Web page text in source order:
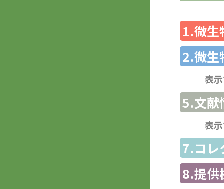
1.微生
2.微生
表
5.文献
表
7.コレ
8.提供